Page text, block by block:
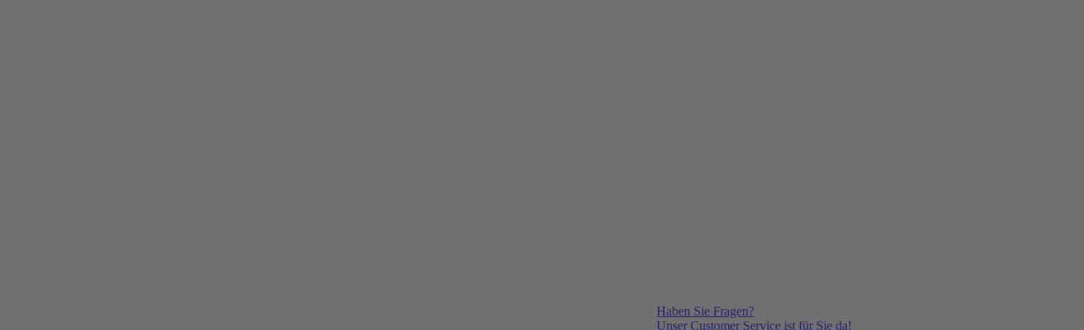
Haben Sie Fragen?
Unser Customer Service ist für Sie da!